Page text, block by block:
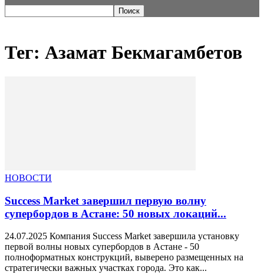
Тег: Азамат Бекмагамбетов
НОВОСТИ
Success Market завершил первую волну
супербордов в Астане: 50 новых локаций...
24.07.2025 Компания Success Market завершила установку
первой волны новых супербордов в Астане - 50
полноформатных конструкций, выверено размещенных на
стратегически важных участках города. Это как...